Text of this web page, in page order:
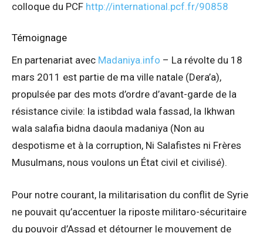
colloque du PCF http://international.pcf.fr/90858
Témoignage
En partenariat avec Madaniya.info – La révolte du 18
mars 2011 est partie de ma ville natale (Dera’a),
propulsée par des mots d’ordre d’avant-garde de la
résistance civile: la istibdad wala fassad, la Ikhwan
wala salafia bidna daoula madaniya (Non au
despotisme et à la corruption, Ni Salafistes ni Frères
Musulmans, nous voulons un État civil et civilisé).
Pour notre courant, la militarisation du conflit de Syrie
ne pouvait qu’accentuer la riposte militaro-sécuritaire
du pouvoir d’Assad et détourner le mouvement de